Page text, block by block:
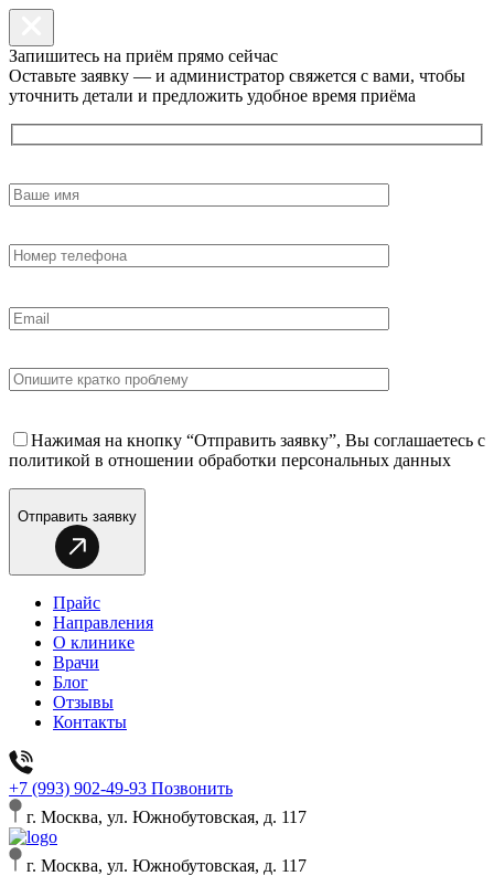
Запишитесь на приём прямо сейчас
Оставьте заявку — и администратор свяжется с вами, чтобы
уточнить детали и предложить удобное время приёма
Нажимая на кнопку “Отправить заявку”, Вы соглашаетесь с
политикой в отношении обработки персональных данных
Отправить заявку
Прайс
Направления
О клинике
Врачи
Блог
Отзывы
Контакты
+7 (993) 902-49-93 Позвонить
г. Москва, ул. Южнобутовская, д. 117
г. Москва, ул. Южнобутовская, д. 117